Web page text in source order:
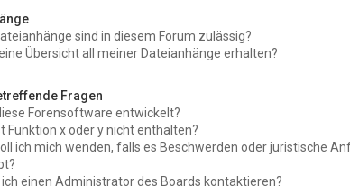
sind in diesem Forum zulässig?
Übersicht all meiner Dateianhänge erhalten?
Fragen
Forensoftware entwickelt?
Funktion x oder y nicht enthalten?
ich mich wenden, falls es Beschwerden oder juristische
ich einen Administrator des Boards kontaktieren?